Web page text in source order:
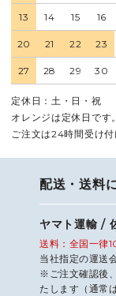
13 14 15 16
20 21 22 23
27 28 29 30
定休日：土・日・祝
オレンジは定休日です。
ご注文は24時間受け付
配送・送料
ヤマト運輸 /
送料：全国一律
当社指定の運送
※ご注文確認後
たします（通常